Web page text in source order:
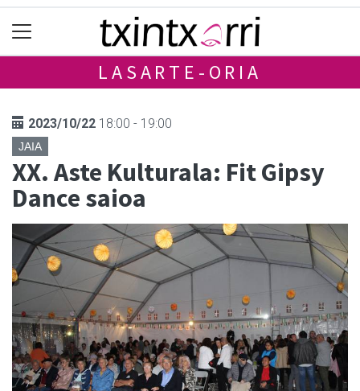
LASARTE-ORIA
2023/10/22 18:00 - 19:00
JAIA
XX. Aste Kulturala: Fit Gipsy
Dance saioa